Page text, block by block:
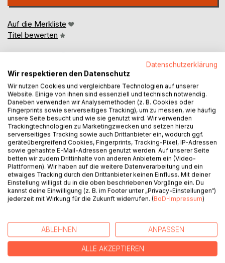
Auf die Merkliste
Titel bewerten
BESCHREIBUNG
Mit Sorgen gesünder umgehen?
Mehr Freude, auch im Alltag, erleben?
Das Wissen aus diesem Buch hilft dabei!
Abgeleitet aus Erkenntnissen der Coaching- und
Resilienzforschung werden in diesem Buch wesentliche
Elemente für das Wohlergehen beschrieben. Kurz und
Wohlbefinden zu stärken.
AUTOR/IN
Datenschutzerklärung
Wir respektieren den Datenschutz
Wir nutzen Cookies und vergleichbare Technologien auf unserer
Website. Einige von ihnen sind essenziell und technisch notwendig.
Daneben verwenden wir Analysemethoden (z. B. Cookies oder
Fingerprints sowie serverseitiges Tracking), um zu messen, wie häufig
unsere Seite besucht und wie sie genutzt wird. Wir verwenden
Trackingtechnologien zu Marketingzwecken und setzen hierzu
serverseitiges Tracking sowie auch Drittanbieter ein, wodurch ggf.
geräteübergreifend Cookies, Fingerprints, Tracking-Pixel, IP-Adressen
sowie gehashte E-Mail-Adressen genutzt werden. Auf unserer Seite
betten wir zudem Drittinhalte von anderen Anbietern ein (Video-
Plattformen). Wir haben auf die weitere Datenverarbeitung und ein
etwaiges Tracking durch den Drittanbieter keinen Einfluss. Mit deiner
Einstellung willigst du in die oben beschriebenen Vorgänge ein. Du
kannst deine Einwilligung (z. B. im Footer unter „Privacy-Einstellungen“)
jederzeit mit Wirkung für die Zukunft widerrufen. (BoD-Impressum)
ABLEHNEN ANPASSEN
ALLE AKZEPTIEREN